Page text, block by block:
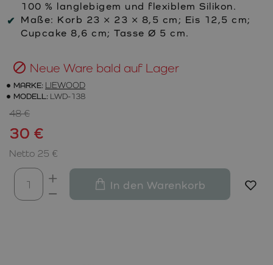
100 % langlebigem und flexiblem Silikon.
Maße: Korb 23 × 23 × 8,5 cm; Eis 12,5 cm;
Cupcake 8,6 cm; Tasse Ø 5 cm.
Neue Ware bald auf Lager
MARKE: LIEWOOD
MODELL: LWD-138
30 €
48 €
Netto 25 €
In den Warenkorb